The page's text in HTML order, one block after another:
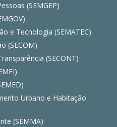
(SEMGEP)
e Tecnologia (SEMATEC)
(SECOM)
(SECONT)
Urbano e Habitação
(SEMMA)